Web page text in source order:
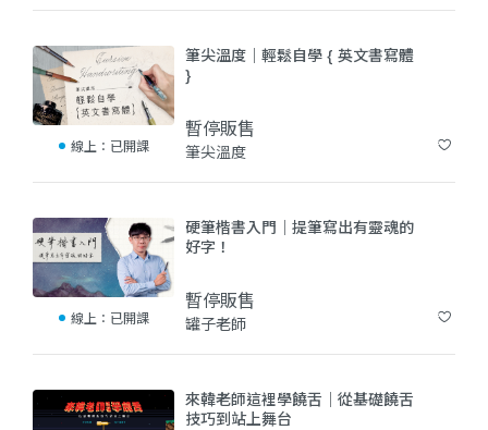
線上： 已開課
筆尖溫度｜輕鬆自學 { 英文書寫體
}
暫停販售
筆尖溫度
線上： 已開課
硬筆楷書入門｜提筆寫出有靈魂的
好字！
暫停販售
罐子老師
來韓老師這裡學饒舌｜從基礎饒舌
技巧到站上舞台